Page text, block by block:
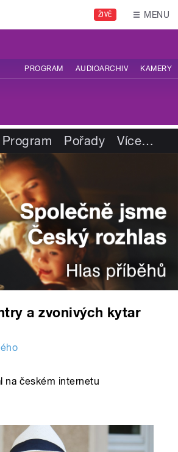
ŽIVĚ MENU
PROGRAM AUDIOARCHIV KAMERY
Program Pořady Více…
a zvonivých kytar
na českém internetu